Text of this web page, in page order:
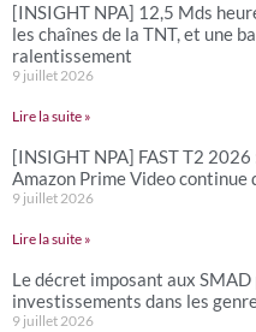
[INSIGHT NPA] 12,5 Mds
les chaînes de la TNT, et une
ralentissement
9 juillet 2026
Lire la suite »
[INSIGHT NPA] FAST T2
Amazon Prime Video continue
9 juillet 2026
Lire la suite »
Le décret imposant aux
investissements dans les
9 juillet 2026